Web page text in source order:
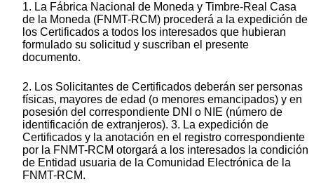
1. La Fábrica Nacional de Moneda y Timbre-Real Casa
de la Moneda (FNMT-RCM) procederá a la expedición de
los Certificados a todos los interesados que hubieran
formulado su solicitud y suscriban el presente
documento.
2. Los Solicitantes de Certificados deberán ser personas
físicas, mayores de edad (o menores emancipados) y en
posesión del correspondiente DNI o NIE (número de
identificación de extranjeros). 3. La expedición de
Certificados y la anotación en el registro correspondiente
por la FNMT-RCM otorgará a los interesados la condición
de Entidad usuaria de la Comunidad Electrónica de la
FNMT-RCM.